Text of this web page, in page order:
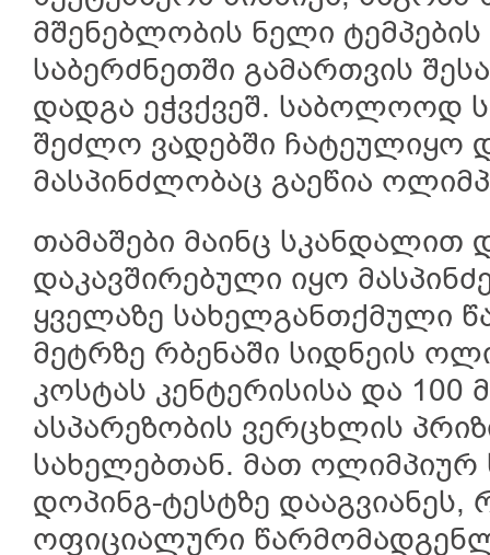
მშენებლობის ნელი ტემპების
საბერძნეთში გამართვის
დადგა ეჭვქვეშ. საბოლოოდ
შეძლო ვადებში ჩატეულიყო
მასპინძლობაც გაეწია
თამაშები მაინც სკანდალით
დაკავშირებული იყო
ყველაზე სახელგანთქმული
მეტრზე რბენაში სიდნეის
კოსტას კენტერისისა და 100
ასპარეზობის ვერცხლის
სახელებთან. მათ
დოპინგ-ტესტზე დააგვიანეს,
ოფიციალური